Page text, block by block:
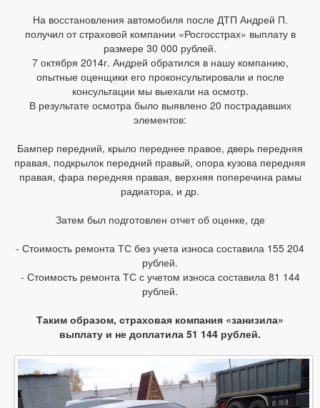
На восстановления автомобиля после ДТП Андрей П.
получил от страховой компании «Росгосстрах» выплату в
размере 30 000 рублей.
7 октября 2014г. Андрей обратился в нашу компанию,
опытные оценщики его проконсультировали и после
консультации мы выехали на осмотр.
В результате осмотра было выявлено 20 пострадавших
элементов:
Бампер передний, крыло переднее правое, дверь передняя
правая, подкрылок передний правый, опора кузова передняя
правая, фара передняя правая, верхняя поперечина рамы
радиатора, и др.
Затем был подготовлен отчет об оценке, где
- Стоимость ремонта ТС без учета износа составила 155 204
рублей.
- Стоимость ремонта ТС с учетом износа составила 81 144
рублей.
Таким образом, страховая компания «занизила»
выплату и не доплатила 51 144 рублей.